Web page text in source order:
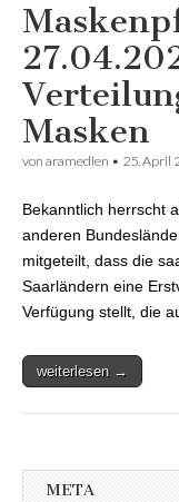
Masken
von aramedien • 25. April
Bekanntlich herrscht
anderen
mitgeteilt, dass die
Saarländern eine
Verfügung stellt, die
weiterlesen →
META